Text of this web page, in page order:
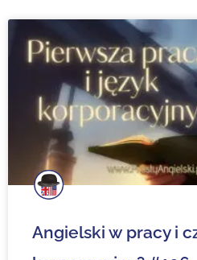
Angielski w pracy i